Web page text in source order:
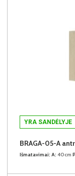
YRA SANDĖLYJE
BRAGA-05-A
Išmatavimai: A: 40cm